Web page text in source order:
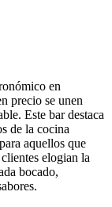
en
precio se unen
Este bar destaca
de la cocina
aquellos que
elogian la
bocado,